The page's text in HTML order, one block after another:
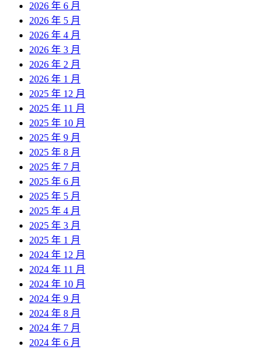
2026 年 6 月
2026 年 5 月
2026 年 4 月
2026 年 3 月
2026 年 2 月
2026 年 1 月
2025 年 12 月
2025 年 11 月
2025 年 10 月
2025 年 9 月
2025 年 8 月
2025 年 7 月
2025 年 6 月
2025 年 5 月
2025 年 4 月
2025 年 3 月
2025 年 1 月
2024 年 12 月
2024 年 11 月
2024 年 10 月
2024 年 9 月
2024 年 8 月
2024 年 7 月
2024 年 6 月